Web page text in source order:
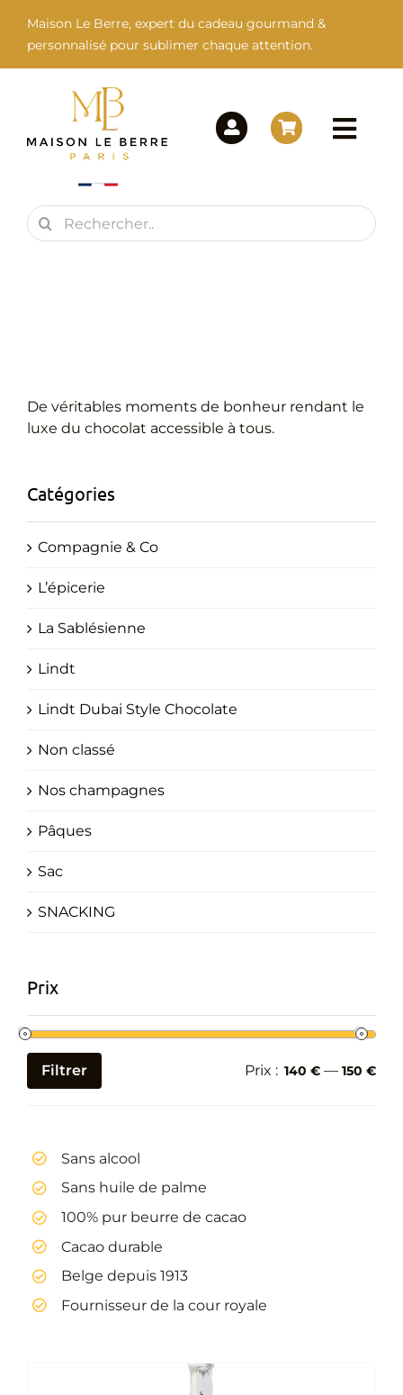
contenu
Maison Le Berre, expert du cadeau gourmand &
personnalisé pour sublimer chaque attention.
Maison Le Berre
Cadeaux Personnalisés
Rechercher:
De véritables moments de bonheur rendant le
luxe du chocolat accessible à tous.
Catégories
Compagnie & Co
L’épicerie
La Sablésienne
Lindt
Lindt Dubai Style Chocolate
Non classé
Nos champagnes
Pâques
Sac
SNACKING
Prix
Prix
Prix
Filtrer Prix : 140 € — 150 €
Sans alcool
Sans huile de palme
100% pur beurre de cacao
Cacao durable
Belge depuis 1913
Fournisseur de la cour royale